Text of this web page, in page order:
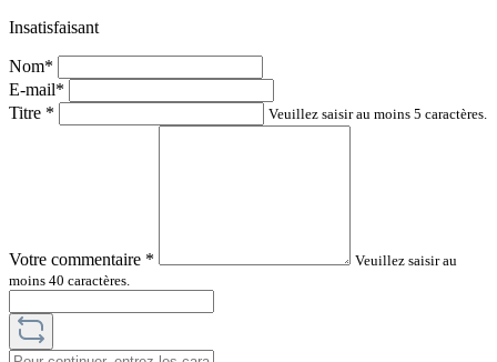
Insatisfaisant
Nom*
E-mail*
Titre * Veuillez saisir au moins 5 caractères.
Votre commentaire *
Veuillez saisir au
moins 40 caractères.